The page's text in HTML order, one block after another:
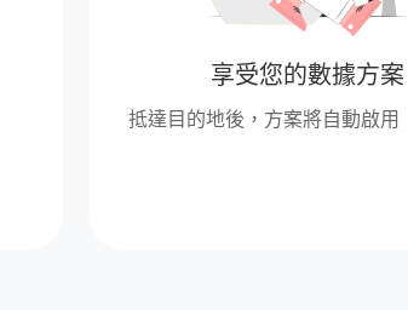
享受您的數據方案
抵達目的地後，方案將自動啟用